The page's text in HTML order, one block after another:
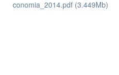
conomia_2014.pdf (3.449Mb)